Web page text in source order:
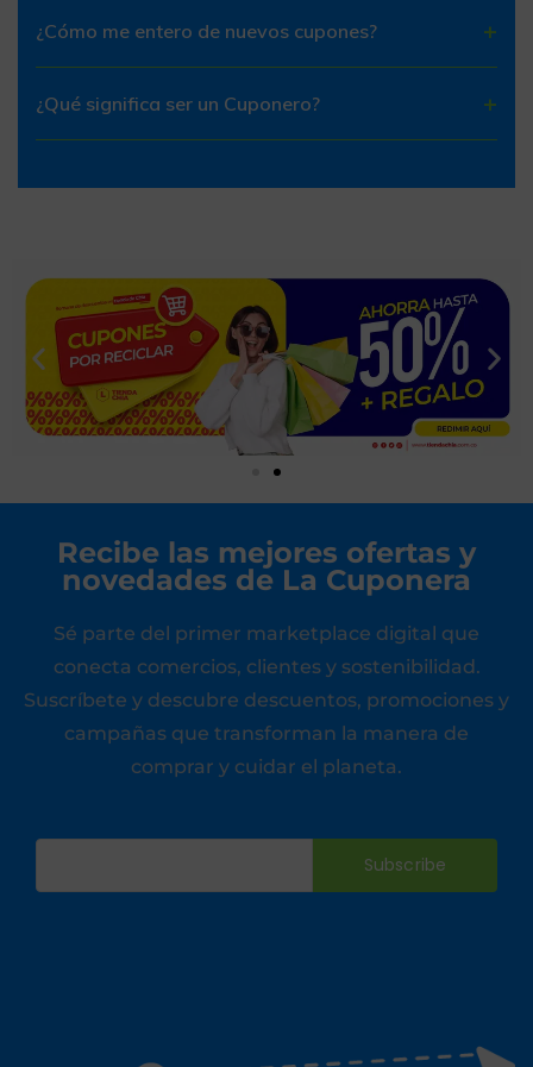
¿Cómo me entero de nuevos cupones?
¿Qué significa ser un Cuponero?
Recibe las mejores ofertas y
novedades de La Cuponera
Sé parte del primer marketplace digital que
conecta comercios, clientes y sostenibilidad.
Suscríbete y descubre descuentos, promociones y
campañas que transforman la manera de
comprar y cuidar el planeta.
Subscribe